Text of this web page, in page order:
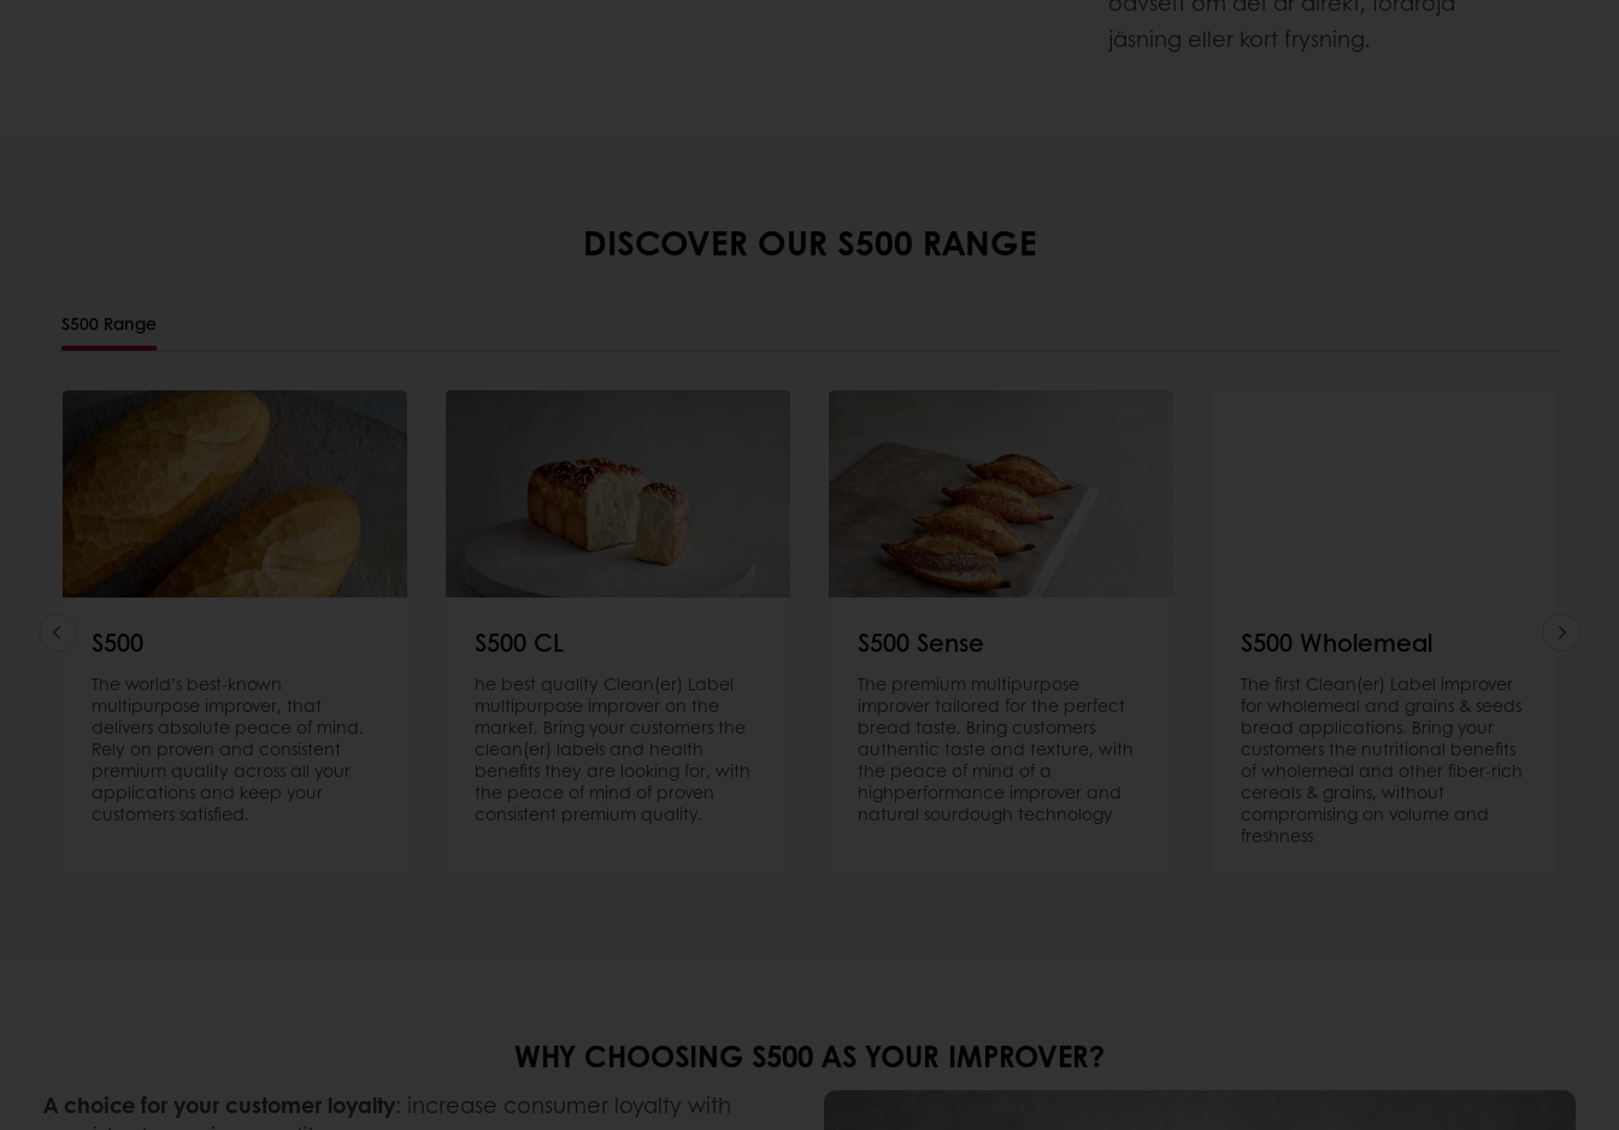
jäsning eller kort frysning.
DISCOVER OUR S500 RANGE
S500 Range
S500
The world’s best-known
multipurpose improver, that
delivers absolute peace of mind.
Rely on proven and consistent
premium quality across all your
applications and keep your
customers satisfied.
S500 CL
he best quality Clean(er) Label
multipurpose improver on the
market. Bring your customers the
clean(er) labels and health
benefits they are looking for, with
the peace of mind of proven
consistent premium quality.
S500 Sense
The premium multipurpose
improver tailored for the perfect
bread taste. Bring customers
authentic taste and texture, with
the peace of mind of a
highperformance improver and
natural sourdough technology
S500 Wholemeal
The first Clean(er) Label improver
for wholemeal and grains & seeds
bread applications. Bring your
customers the nutritional benefits
of wholemeal and other fiber-rich
cereals & grains, without
compromising on volume and
freshness
WHY CHOOSING S500 AS YOUR IMPROVER?
A choice for your customer loyalty: increase consumer loyalty with